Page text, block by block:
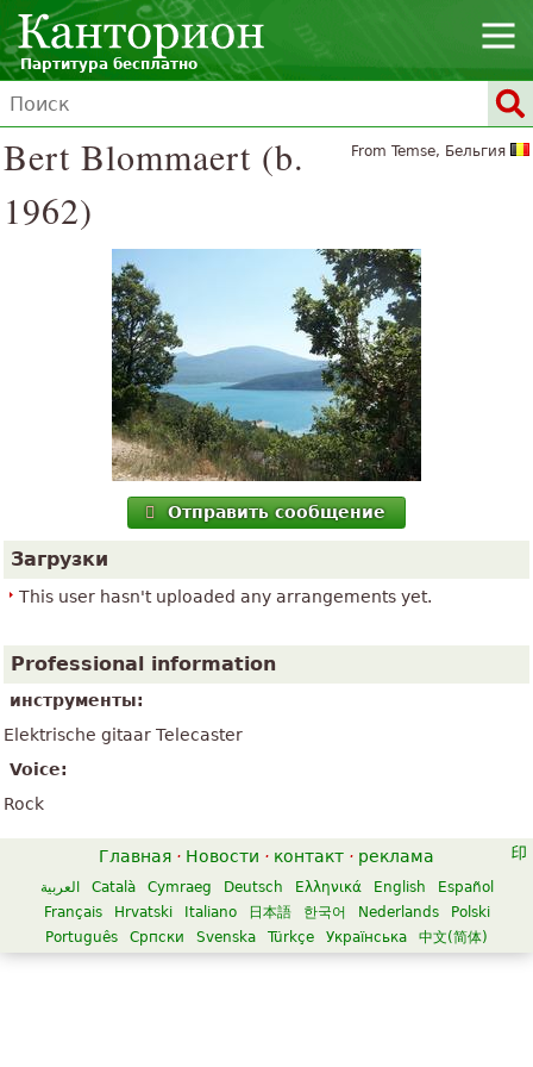
Партитура бесплатно
From Temse, Бельгия
Bert Blommaert (b.
1962)
Отправить сообщение
Загрузки
This user hasn't uploaded any arrangements yet.
Professional information
инструменты:
Elektrische gitaar Telecaster
Voice:
Rock
Главная · Новости · контакт · реклама
العربية Català Cymraeg Deutsch Ελληνικά English
Español
Français
Hrvatski Italiano 日本語 한국어 Nederlands
Polski
Português
Српски Svenska Türkçe Українська 中文(简体)